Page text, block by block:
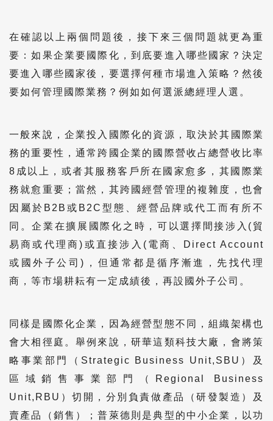
在確認以上兩個問題後，接下來三個問題就更為重
要：如果企業要國際化，到底要進入哪些國家？決定
要進入哪些國家後，要選擇何種市場進入策略？然後
要如何管理國際業務？例如如何選派總經理人選。
一般來說，企業投入國際化的資源，取決於其國際業
務的重要性，通常跨國企業的國際營收占總營收比率
8成以上，或者其服務客戶所在國家愈多，其國際業
務就愈重要；當然，其跨國經營管理的複雜度，也會
因屬於B2B或B2C型態、經營品牌或代工而有所不
同。企業在擴展國際化之時，可以選擇間接涉入(貿
易商或代理商)或直接涉入(電商、Direct Account
或國外子公司)，但通常都是循序漸進，先找代理
商，等市場耕耘有一定成績後，再設國外子公司。
同樣是國際化企業，因為經營型態不同，組織架構也
會大相徑庭。舉例來說，研華這類科技大廠，會將策
略事業部門（Strategic Business Unit,SBU）及
區域銷售事業部門（Regional Business
Unit,RBU）切開，分別負責做產品（研發製造）及
賣產品（銷售）；普萊德則是典型的中小企業，以功